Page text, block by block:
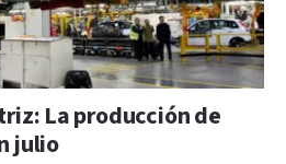
La producción de
julio